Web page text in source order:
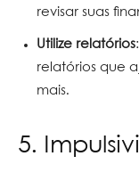
revisar suas
Utilize relatórios
relatórios que
mais.
5.